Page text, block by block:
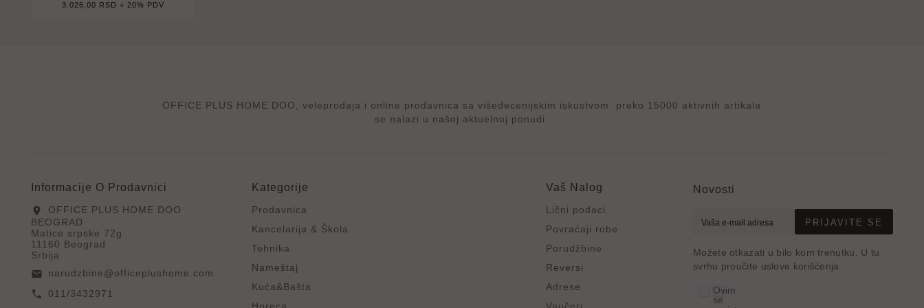
3.026,00 RSD + 20% PDV
OFFICE PLUS HOME DOO, veleprodaja i online prodavnica sa višedecenijskim iskustvom. preko 15000 aktivnih artikala
se nalazi u našoj aktuelnoj ponudi.
Informacije O Prodavnici
location_on
OFFICE PLUS HOME DOO
BEOGRAD
Matice srpske 72g
11160 Beograd
Srbija
email narudzbine@officeplushome.com
call 011/3432971
Kategorije
Prodavnica
Kancelarija & Škola
Tehnika
Nameštaj
Kuća&Bašta
Vaš Nalog
Lični podaci
Povraćaji robe
Porudžbine
Reversi
Adrese
Novosti
PRIJAVITE SE
Možete otkazati u bilo kom trenutku. U tu
svrhu proučite uslove korišćenja.
Ovim
se